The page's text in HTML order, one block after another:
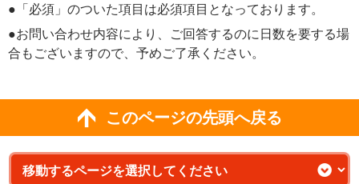
●「必須」のついた項目は必須項目となっております。
●お問い合わせ内容により、ご回答するのに日数を要する場
合もございますので、予めご了承ください。
このページの先頭へ戻る